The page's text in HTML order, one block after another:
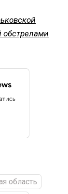
обстрелами
область